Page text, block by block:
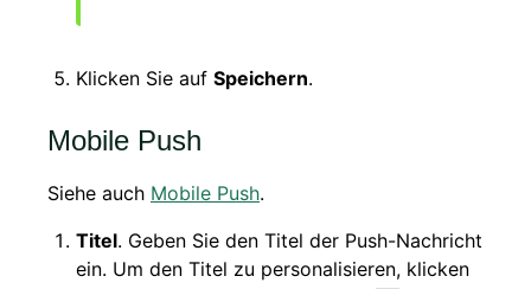
Klicken Sie auf Speichern.
Mobile Push
Siehe auch Mobile Push.
Titel. Geben Sie den Titel der Push-Nachricht
ein. Um den Titel zu personalisieren, klicken